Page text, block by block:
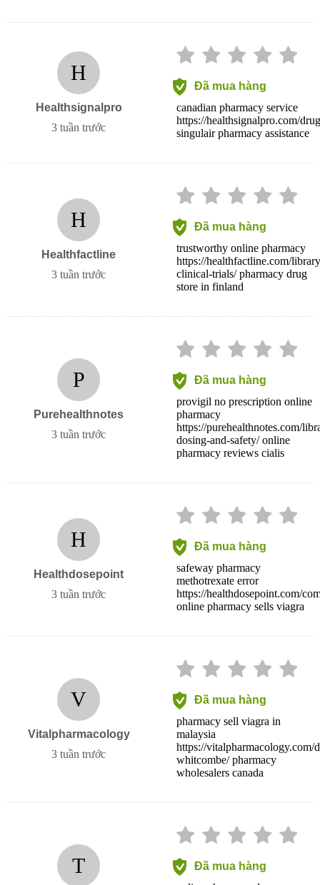
H
Healthsignalpro
3 tuần trước
Đã mua hàng
canadian pharmacy service
https://healthsignalpro.com/
singulair pharmacy assistance
H
Healthfactline
3 tuần trước
Đã mua hàng
trustworthy online pharmacy
https://healthfactline.com/
clinical-trials/ pharmacy drug
store in finland
P
Purehealthnotes
3 tuần trước
Đã mua hàng
provigil no prescription online
pharmacy
https://purehealthnotes.com/
dosing-and-safety/ online
pharmacy reviews cialis
H
Healthdosepoint
3 tuần trước
Đã mua hàng
safeway pharmacy
methotrexate error
https://healthdosepoint.com/
online pharmacy sells viagra
V
Vitalpharmacology
3 tuần trước
Đã mua hàng
pharmacy sell viagra in
malaysia
https://vitalpharmacology.com/
whitcombe/ pharmacy
wholesalers canada
T
Đã mua hàng